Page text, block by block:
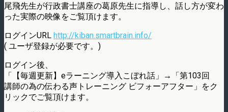
尾飛先生が行政書士講座の葛原先生に指導し、話し方が変わ
った実際の映像をご覧頂けます。
ログインURL http://kiban.smartbrain.info/
( ユーザ登録が必要です。)
ログイン後、
「【毎週更新】eラーニング導入こぼれ話」→「第103回
講師の為の伝わる声トレーニング ビフォーアフター」をク
リックでご覧頂けます。